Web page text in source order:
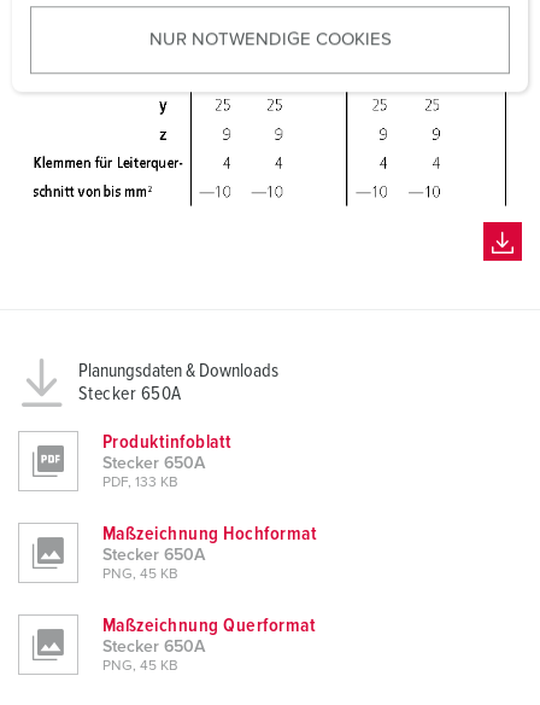
u
w
l
NUR NOTWENDIGE COOKIES
Planungsdaten & Downloads
Stecker 650A
Produktinfoblatt
Stecker 650A
PDF, 133 KB
Maßzeichnung Hochformat
Stecker 650A
PNG, 45 KB
Maßzeichnung Querformat
Stecker 650A
PNG, 45 KB